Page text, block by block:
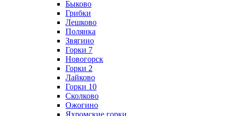
Быково
Грибки
Лешково
Полянка
Звягино
Горки 7
Новогорск
Горки 2
Лайково
Горки 10
Сколково
Ожогино
Яхромские горки